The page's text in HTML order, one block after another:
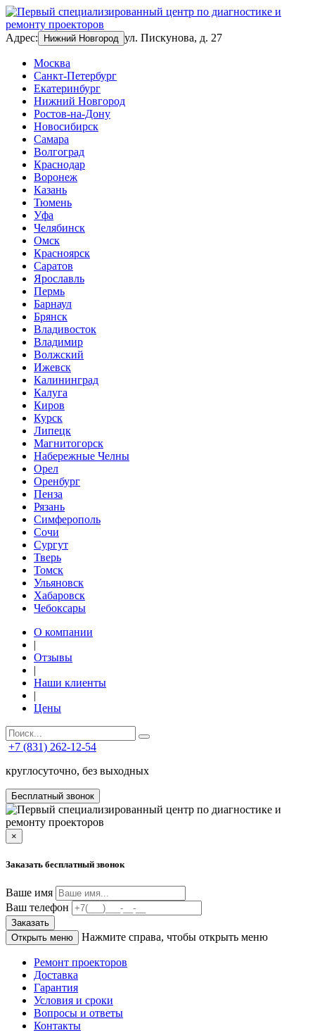
Адрес: Нижний Новгород ул. Пискунова, д. 27
Москва
Санкт-Петербург
Екатеринбург
Нижний Новгород
Ростов-на-Дону
Новосибирск
Самара
Волгоград
Краснодар
Воронеж
Казань
Тюмень
Уфа
Челябинск
Омск
Красноярск
Саратов
Ярославль
Пермь
Барнаул
Брянск
Владивосток
Владимир
Волжский
Ижевск
Калининград
Калуга
Киров
Курск
Липецк
Магнитогорск
Набережные Челны
Орел
Оренбург
Пенза
Рязань
Симферополь
Сочи
Сургут
Тверь
Томск
Ульяновск
Хабаровск
Чебоксары
О компании
|
Отзывы
|
Наши клиенты
|
Цены
+7 (831) 262-12-54
круглосуточно, без выходных
Бесплатный звонок
×
Заказать бесплатный звонок
Ваше имя
Ваш телефон
Заказать
Открыть меню
Нажмите справа, чтобы открыть меню
Ремонт проекторов
Доставка
Гарантия
Условия и сроки
Вопросы и ответы
Контакты